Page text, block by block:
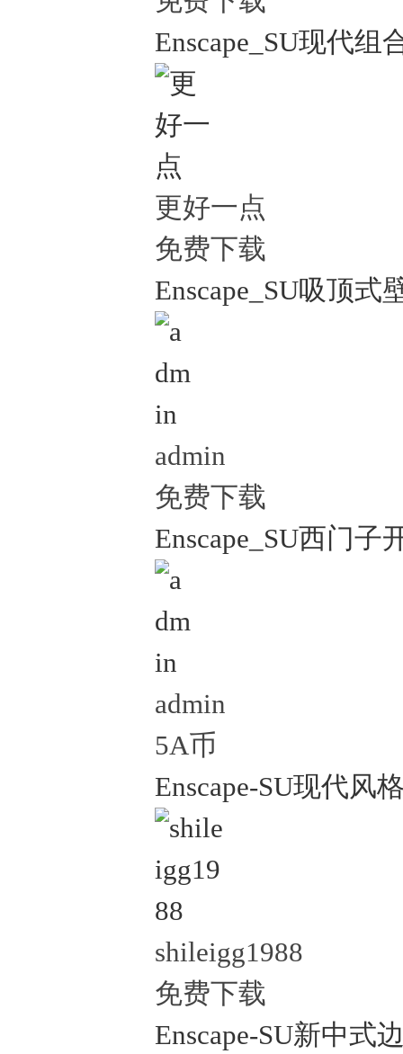
Enscape_SU现代组
更好一点
免费下载
Enscape_SU吸顶
admin
免费下载
Enscape_SU西门
admin
5A币
Enscape-SU现代风
shileigg1988
免费下载
Enscape-SU新中式